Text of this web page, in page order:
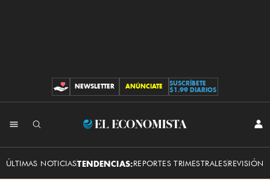
CONTRIBUCIONES
NEWSLETTER ANÚNCIATE
SUSCRÍBETE
$1.99 DIARIOS
El
ÚLTIMAS NOTICIASTENDENCIAS:REPORTES TRIMESTRALESREVISIÓN